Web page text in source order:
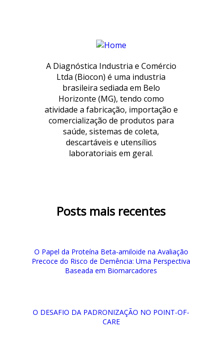
A Diagnóstica Industria e Comércio
Ltda (Biocon) é uma industria
brasileira sediada em Belo
Horizonte (MG), tendo como
atividade a fabricação, importação e
comercialização de produtos para
saúde, sistemas de coleta,
descartáveis e utensílios
laboratoriais em geral.
Posts mais recentes
O Papel da Proteína Beta-amiloide na Avaliação
Precoce do Risco de Demência: Uma Perspectiva
Baseada em Biomarcadores
O DESAFIO DA PADRONIZAÇÃO NO POINT-OF-
CARE